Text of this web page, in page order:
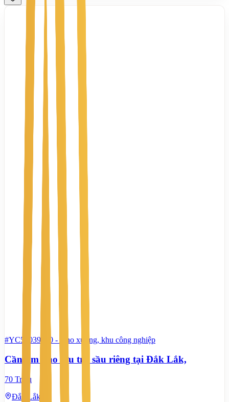
#YC54039320 - Kho xưởng, khu công nghiệp
Cần tìm kho lưu trữ sầu riêng tại Đắk Lắk,
70 Triệu
Đắk Lắk